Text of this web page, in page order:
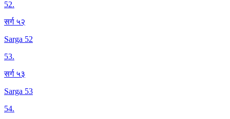
52.
सर्ग ५२
Sarga 52
53.
सर्ग ५३
Sarga 53
54.